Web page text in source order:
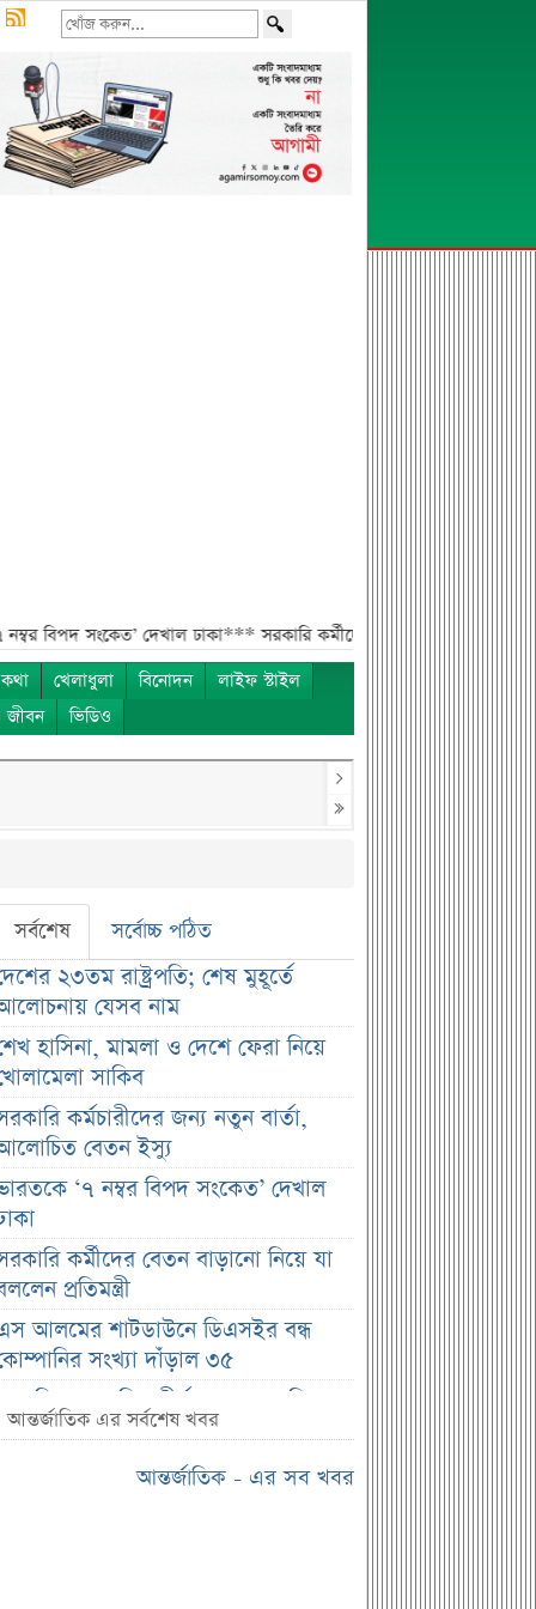
সংকেত’ দেখাল ঢাকা*** সরকারি কর্মীদের বেতন বাড়ানো নিয়ে যা বললেন
খেলাধুলা বিনোদন
লাইফ স্টাইল
জীবন ভিডিও
সর্বশেষ সর্বোচ্চ পঠিত
২৩তম রাষ্ট্রপতি; শেষ মুহূর্তে
যেসব নাম
হাসিনা, মামলা ও দেশে ফেরা নিয়ে
সাকিব
কর্মচারীদের জন্য নতুন বার্তা,
বেতন ইস্যু
‘৭ নম্বর বিপদ সংকেত’ দেখাল
কর্মীদের বেতন বাড়ানো নিয়ে যা
প্রতিমন্ত্রী
আলমের শাটডাউনে ডিএসইর বন্ধ
সংখ্যা দাঁড়াল ৩৫
সাপ্তাহিক দর বৃদ্ধির শীর্ষ ১০ কোম্পানি
দর পতনের শীর্ষ ১০ কোম্পানি
সাপ্তাহিক লেনদেনের শীর্ষ ১০ কোম্পানি
আন্তর্জাতিক এর সর্বশেষ খবর
আন্তর্জাতিক - এর সব খবর